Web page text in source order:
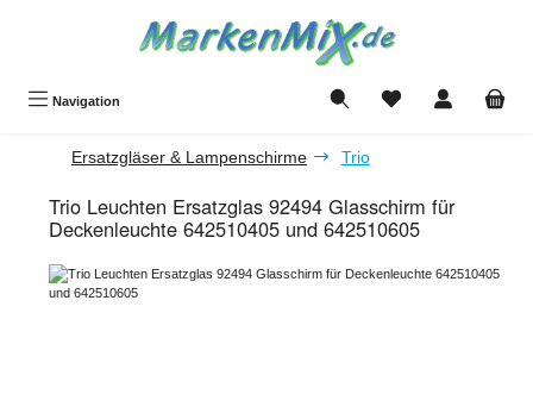
Navigation Du hast 0 Produkte
Ersatzgläser & Lampenschirme Trio
Trio Leuchten Ersatzglas 92494 Glasschirm für
Deckenleuchte 642510405 und 642510605
Bildergalerie überspringen